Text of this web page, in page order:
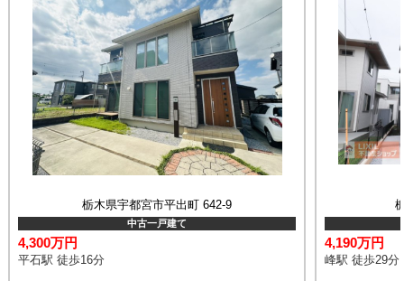
栃木県宇都宮市平出町 642-9
中古一戸建て
4,300万円
平石駅 徒歩16分
4,190万円
峰駅 徒歩29分